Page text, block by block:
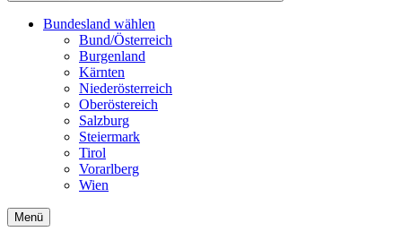
Bundesland wählen
Bund/Österreich
Burgenland
Kärnten
Niederösterreich
Oberöstereich
Salzburg
Steiermark
Tirol
Vorarlberg
Wien
Menü